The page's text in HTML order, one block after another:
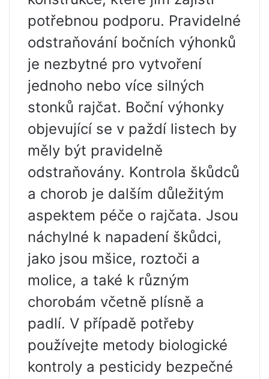
potřebnou podporu. Pravidelné
odstraňování bočních výhonků
je nezbytné pro vytvoření
jednoho nebo více silných
stonků rajčat. Boční výhonky
objevující se v paždí listech by
měly být pravidelně
odstraňovány. Kontrola škůdců
a chorob je dalším důležitým
aspektem péče o rajčata. Jsou
náchylné k napadení škůdci,
jako jsou mšice, roztoči a
molice, a také k různým
chorobám včetně plísně a
padlí. V případě potřeby
používejte metody biologické
kontroly a pesticidy bezpečné